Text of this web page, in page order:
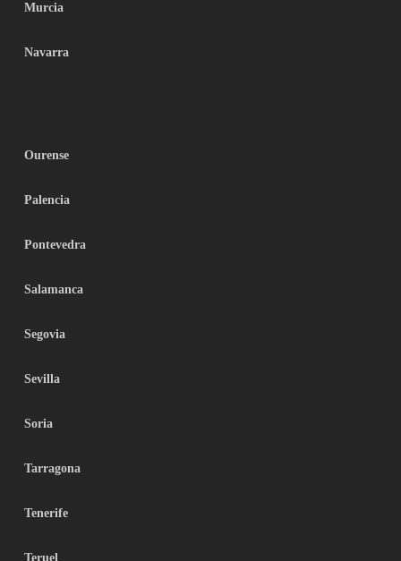
Murcia
Navarra
Ourense
Palencia
Pontevedra
Salamanca
Segovia
Sevilla
Soria
Tarragona
Tenerife
Teruel